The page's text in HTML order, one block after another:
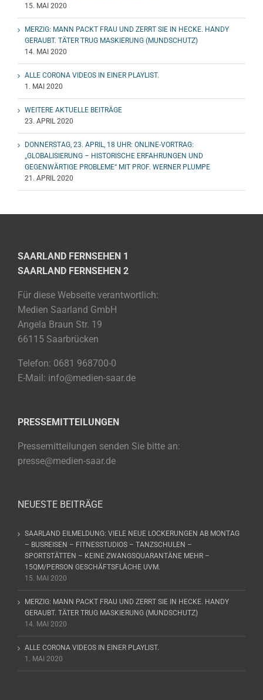
15. MAI 2020
MERZIG: MANN PACKT FRAU UND ZERRT SIE IN HECKE. HANDY
GERAUBT. TÄTER TRUG MASKIERUNG (MUNDSCHUTZ)
14. MAI 2020
ALLE CORONA VIDEOS IN EINER PLAYLIST.
1. MAI 2020
WEITERE AKTUELLE BEITRÄGE
23. APRIL 2020
DONNERSTAG, 23. APRIL, 18 UHR: ONLINE-VORTRAG:
„GLOBALISIERUNG – HISTORISCHE ERFAHRUNGEN UND
GEGENWÄRTIGE PROBLEME“ MIT PROF. WERNER PLUMPE
21. APRIL 2020
SAARLAND FERNSEHEN 1
SAARLAND FERNSEHEN 2
Für diese Webseite verantwortlich:
Medien Saarland GmbH
Angela Braun Str. 19
66115 Saarbrücken
Telefon: 0681 968700-0
E-Mail: info@medien-saar.de
PRESSEMITTEILUNGEN
Pressemitteilungen senden Sie bitte an:
presse@medien-saar.de
NEUESTE BEITRÄGE
SAARLAND EILMELDUNG: VIELE NEUE LOCKERUNGEN AB MONTAG
– BUSREISEN – FITNESSTUDIOS – TANZSCHULEN –
SPORTSTÄTTEN – KEINE ZWANGSQUARANTÄNE MEHR –
15QM/PERSON GESCHÄFTSFLÄCHE UVM.
15. MAI 2020
MERZIG: MANN PACKT FRAU UND ZERRT SIE IN HECKE. HANDY
GERAUBT. TÄTER TRUG MASKIERUNG (MUNDSCHUTZ)
14. MAI 2020
ALLE CORONA VIDEOS IN EINER PLAYLIST.
1. MAI 2020